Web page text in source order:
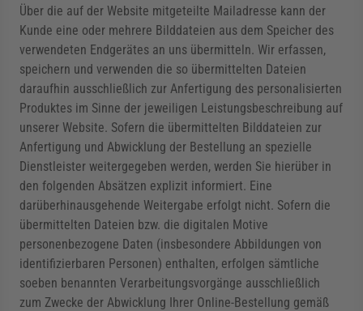
Über die auf der Website mitgeteilte Mailadresse kann der
Kunde eine oder mehrere Bilddateien aus dem Speicher des
verwendeten Endgerätes an uns übermitteln. Wir erfassen,
speichern und verwenden die so übermittelten Dateien
daraufhin ausschließlich zur Anfertigung des personalisierten
Produktes im Sinne der jeweiligen Leistungsbeschreibung auf
unserer Website. Sofern die übermittelten Bilddateien zur
Anfertigung und Abwicklung der Bestellung an spezielle
Dienstleister weitergegeben werden, werden Sie hierüber in
den folgenden Absätzen explizit informiert. Eine
darüberhinausgehende Weitergabe erfolgt nicht. Sofern die
übermittelten Dateien bzw. die digitalen Motive
personenbezogene Daten (insbesondere Abbildungen von
identifizierbaren Personen) enthalten, erfolgen sämtliche
soeben benannten Verarbeitungsvorgänge ausschließlich
zum Zwecke der Abwicklung Ihrer Online-Bestellung gemäß